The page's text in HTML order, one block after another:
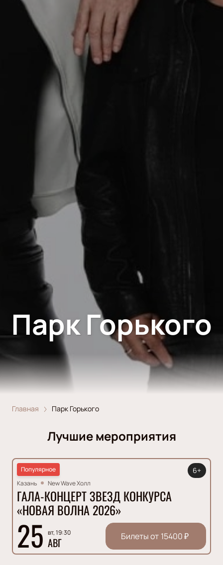
Парк Горького
Главная Парк Горького
Лучшие мероприятия
Популярное
Казань
New Wave Холл
ГАЛА-КОНЦЕРТ ЗВЕЗД КОНКУРСА
«НОВАЯ ВОЛНА 2026»
25 вт, 19:30
АВГ
6+
Билеты от 15400₽